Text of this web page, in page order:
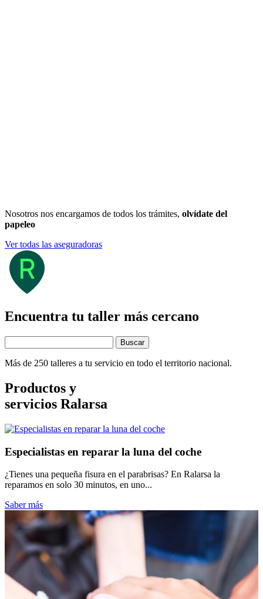
Nosotros nos encargamos de todos los trámites, olvídate del
papeleo
Ver todas las aseguradoras
Encuentra tu taller más cercano
Buscar
Más de 250 talleres a tu servicio en todo el territorio nacional.
Productos y
servicios Ralarsa
Especialistas en reparar la luna del coche
¿Tienes una pequeña fisura en el parabrisas? En Ralarsa la
reparamos en solo 30 minutos, en uno...
Saber más